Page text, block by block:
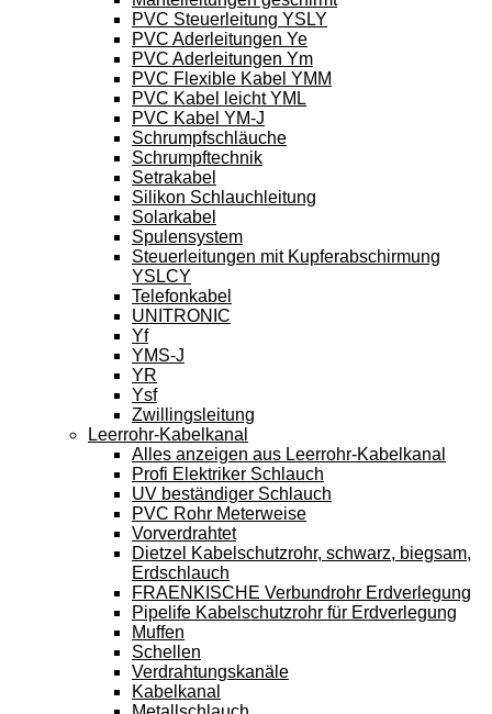
PVC Steuerleitung YSLY
PVC Aderleitungen Ye
PVC Aderleitungen Ym
PVC Flexible Kabel YMM
PVC Kabel leicht YML
PVC Kabel YM-J
Schrumpfschläuche
Schrumpftechnik
Setrakabel
Silikon Schlauchleitung
Solarkabel
Spulensystem
Steuerleitungen mit Kupferabschirmung
YSLCY
Telefonkabel
UNITRONIC
Yf
YMS-J
YR
Ysf
Zwillingsleitung
Leerrohr-Kabelkanal
Alles anzeigen aus Leerrohr-Kabelkanal
Profi Elektriker Schlauch
UV beständiger Schlauch
PVC Rohr Meterweise
Vorverdrahtet
Dietzel Kabelschutzrohr, schwarz, biegsam,
Erdschlauch
FRAENKISCHE Verbundrohr Erdverlegung
Pipelife Kabelschutzrohr für Erdverlegung
Muffen
Schellen
Verdrahtungskanäle
Kabelkanal